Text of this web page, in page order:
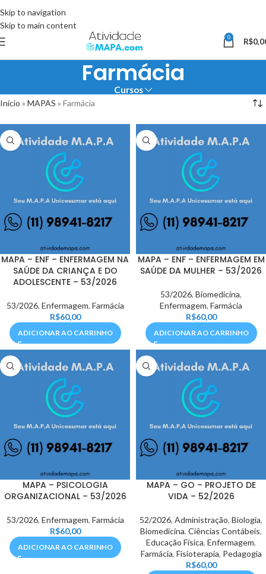
Skip to navigation
Skip to main content
0 R$
Farmácia
Cursos
Início » MAPAS » Farmácia
MAPA – ENF – ENFERMAGEM NA
SAÚDE DA CRIANÇA E DO
ADOLESCENTE – 53/2026
53/2026, Enfermagem, Farmácia
R$60,00
ADICIONAR AO CARRINHO
MAPA – ENF – ENFERMAGEM EM
SAÚDE DA MULHER – 53/2026
53/2026, Biomedicina,
Enfermagem, Farmácia
R$60,00
ADICIONAR AO CARRINHO
MAPA – PSICOLOGIA
ORGANIZACIONAL – 53/2026
53/2026, Enfermagem, Farmácia
R$60,00
ADICIONAR AO CARRINHO
MAPA – GO – PROJETO DE
VIDA – 52/2026
52/2026, Administração, Biologia,
Biomedicina, Ciências Contábeis,
Educação Física, Enfermagem,
Farmácia, Fisioterapia, Pedagogia
R$60,00
somente pelo site.